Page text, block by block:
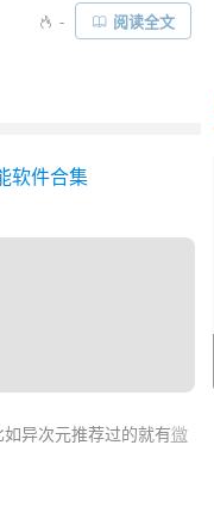
Draw.io
」则是一款完全
客户端，同时它还无需
- 阅读全文
软件合集
异次元推荐过的就有微